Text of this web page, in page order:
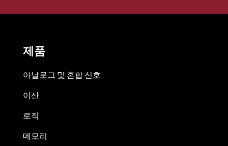
제품
아날로그 및 혼합 신호
이산
로직
메모리